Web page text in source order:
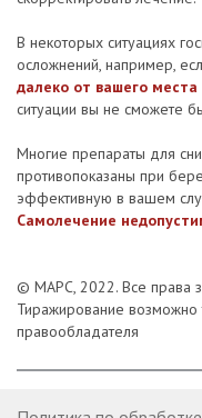
В некоторых ситуациях
осложнений, например,
далеко от вашего
ситуации вы не сможете
Многие препараты для
противопоказаны при
эффективную в вашем
Самолечение
© МАРС, 2022. Все права
Тиражирование возможно
правообладателя